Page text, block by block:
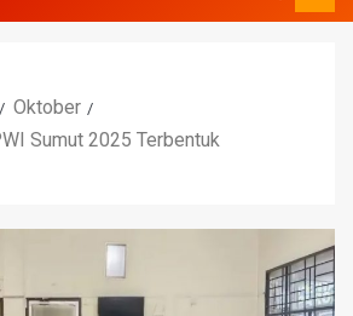
Oktober
Sumut 2025 Terbentuk